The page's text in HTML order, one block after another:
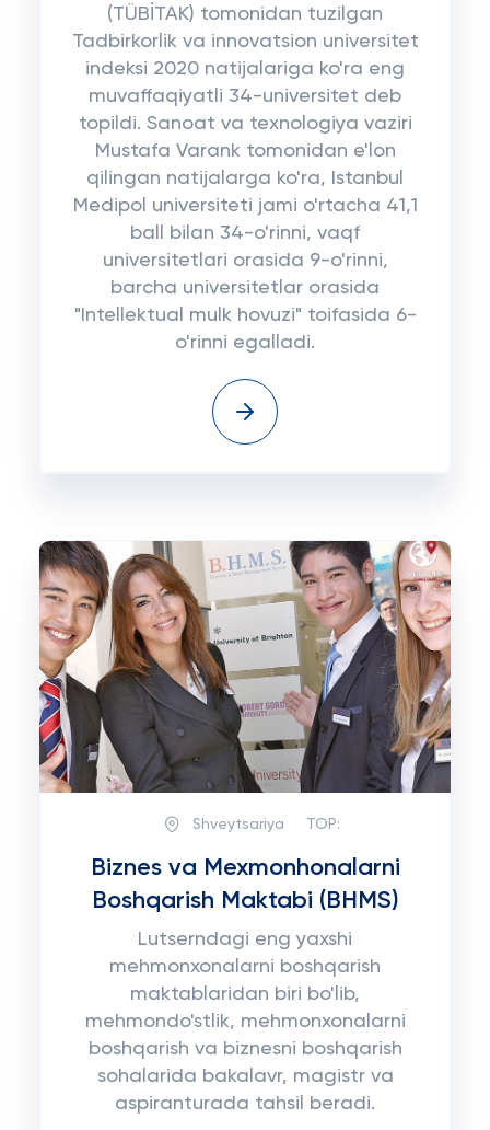
(TÜBİTAK) tomonidan tuzilgan
Tadbirkorlik va innovatsion universitet
indeksi 2020 natijalariga ko'ra eng
muvaffaqiyatli 34-universitet deb
topildi. Sanoat va texnologiya vaziri
Mustafa Varank tomonidan e'lon
qilingan natijalarga ko'ra, Istanbul
Medipol universiteti jami o'rtacha 41,1
ball bilan 34-o'rinni, vaqf
universitetlari orasida 9-o'rinni,
barcha universitetlar orasida
"Intellektual mulk hovuzi" toifasida 6-
o'rinni egalladi.
Shveytsariya TOP:
Biznes va Mexmonhonalarni
Boshqarish Maktabi (BHMS)
Lutserndagi eng yaxshi
mehmonxonalarni boshqarish
maktablaridan biri bo'lib,
mehmondo'stlik, mehmonxonalarni
boshqarish va biznesni boshqarish
sohalarida bakalavr, magistr va
aspiranturada tahsil beradi.